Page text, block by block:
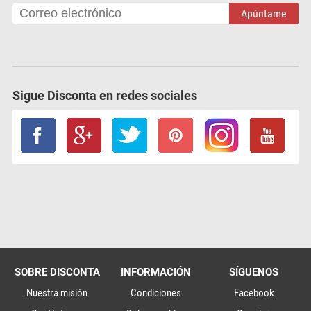
Apúntame
Sigue Disconta en redes sociales
SOBRE DISCONTA
Nuestra misión
INFORMACIÓN
Condiciones
SÍGUENOS
Facebook